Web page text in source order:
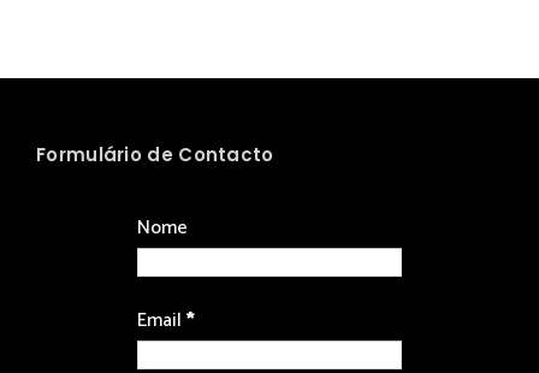
Formulário de Contacto
Nome
Email*